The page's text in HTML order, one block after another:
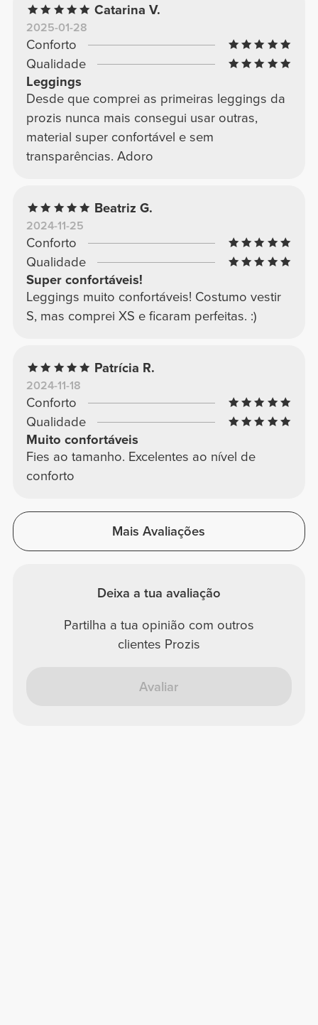
Catarina V.
2025-01-28
Conforto
Qualidade
Leggings
Desde que comprei as primeiras leggings da
prozis nunca mais consegui usar outras,
material super confortável e sem
transparências. Adoro
Beatriz G.
2024-11-25
Conforto
Qualidade
Super confortáveis!
Leggings muito confortáveis! Costumo vestir
S, mas comprei XS e ficaram perfeitas. :)
Patrícia R.
2024-11-18
Conforto
Qualidade
Muito confortáveis
Fies ao tamanho. Excelentes ao nível de
conforto
Mais Avaliações
Deixa a tua avaliação
Partilha a tua opinião com outros
clientes Prozis
Avaliar